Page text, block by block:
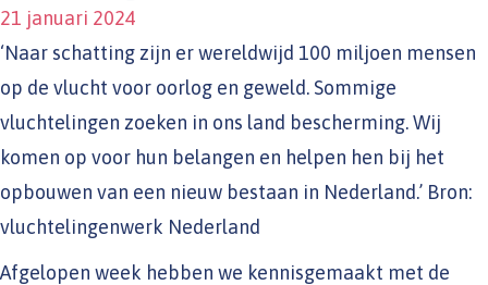
21 januari 2024
‘Naar schatting zijn er wereldwijd 100 miljoen mensen
op de vlucht voor oorlog en geweld. Sommige
vluchtelingen zoeken in ons land bescherming. Wij
komen op voor hun belangen en helpen hen bij het
opbouwen van een nieuw bestaan in Nederland.’ Bron:
vluchtelingenwerk Nederland
Afgelopen week hebben we kennisgemaakt met de